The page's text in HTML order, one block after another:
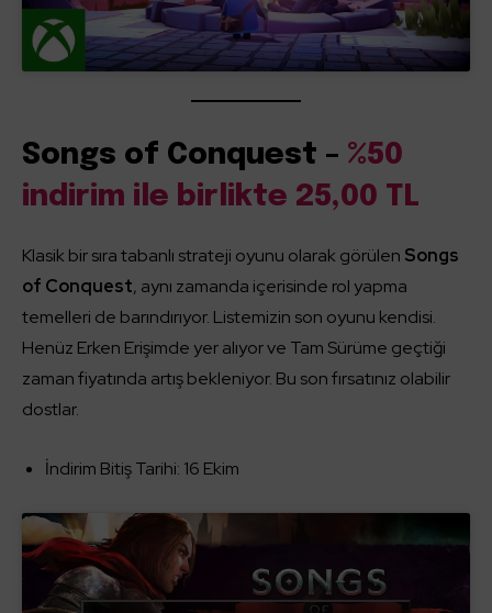
Songs of Conquest – %50
indirim ile birlikte 25,00 TL
Klasik bir sıra tabanlı strateji oyunu olarak görülen Songs
of Conquest, aynı zamanda içerisinde rol yapma
temelleri de barındırıyor. Listemizin son oyunu kendisi.
Henüz Erken Erişimde yer alıyor ve Tam Sürüme geçtiği
zaman fiyatında artış bekleniyor. Bu son fırsatınız olabilir
dostlar.
İndirim Bitiş Tarihi: 16 Ekim